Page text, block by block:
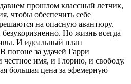
прошлом классный летчик,
чтобы обеспечить себе
на опасную авантюру.
Но жизнь всегда
И идеальный план
погоне за удачей Гарри
честное имя, и Глорию, и свободу.
большая цена за эфемерную